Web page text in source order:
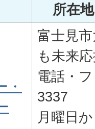
所在
富士見
も未来
電話・
3337
月曜日